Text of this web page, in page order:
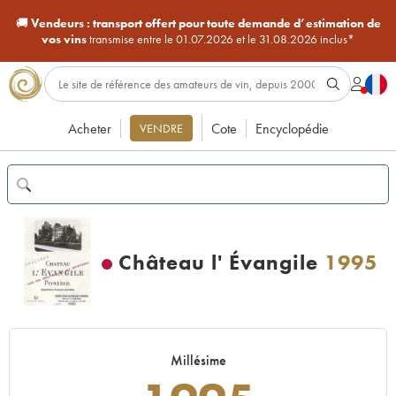
🚚Vendeurs : transport offert pour toute demande d’estimation de
vos vinstransmise entre le 01.07.2026 et le 31.08.2026 inclus*
Acheter VENDRE Cote Encyclopédie
Château l' Évangile 1995
Millésime